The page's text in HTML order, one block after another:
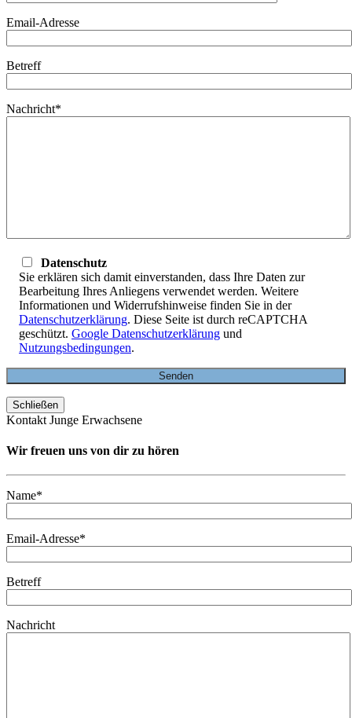
Email-Adresse
Betreff
Nachricht*
Datenschutz
Sie erklären sich damit einverstanden, dass Ihre Daten zur
Bearbeitung Ihres Anliegens verwendet werden. Weitere
Informationen und Widerrufshinweise finden Sie in der
Datenschutzerklärung. Diese Seite ist durch reCAPTCHA
geschützt. Google Datenschutzerklärung und
Nutzungsbedingungen.
Schließen
Kontakt Junge Erwachsene
Wir freuen uns von dir zu hören
Name*
Email-Adresse*
Betreff
Nachricht